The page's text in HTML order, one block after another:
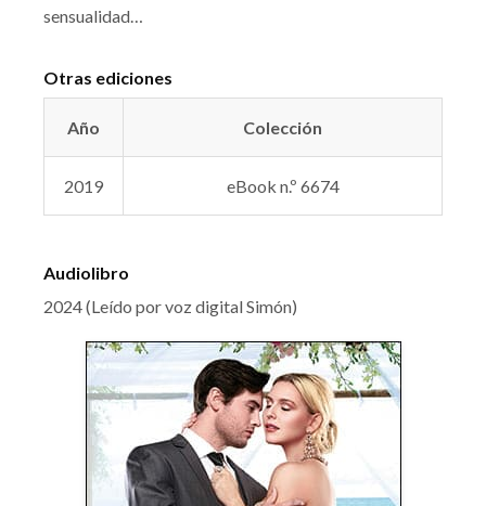
sensualidad…
Otras ediciones
Año Colección
2019 eBook n.º 6674
Audiolibro
2024 (Leído por voz digital Simón)